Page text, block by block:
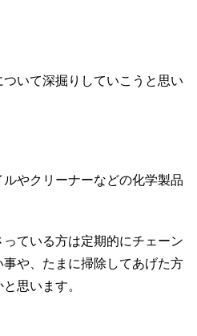
いて深掘りしていこうと思い
やクリーナーなどの化学製品
ている方は定期的にチェーン
や、たまに掃除してあげた方
思います。